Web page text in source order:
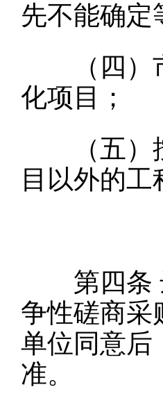
先不能确定
（四）市
化项目；
（五）按
目以外的工
第四条
争性磋商采
单位同意后
准。